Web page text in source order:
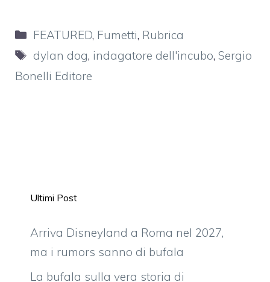
Categorie
FEATURED, Fumetti, Rubrica
Tag
dylan dog, indagatore dell'incubo,Sergio
Bonelli Editore
Ultimi Post
Arriva Disneyland a Roma nel 2027,
ma i rumors sanno di bufala
La bufala sulla vera storia di